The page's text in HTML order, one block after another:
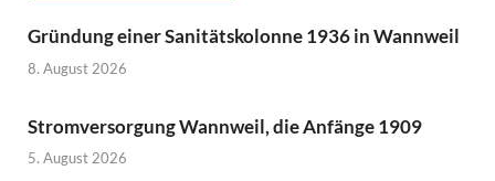
Gründung einer Sanitätskolonne 1936 in Wannweil
8. August 2026
Stromversorgung Wannweil, die Anfänge 1909
5. August 2026